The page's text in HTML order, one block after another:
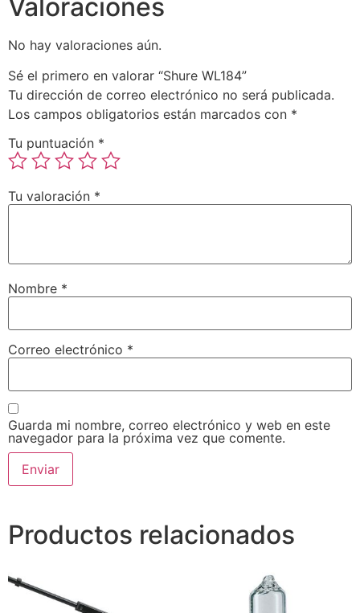
Valoraciones
No hay valoraciones aún.
Sé el primero en valorar “Shure WL184”
Tu dirección de correo electrónico no será publicada.
Los campos obligatorios están marcados con *
Tu puntuación *
Tu valoración *
Nombre *
Correo electrónico *
Guarda mi nombre, correo electrónico y web en este
navegador para la próxima vez que comente.
Productos relacionados